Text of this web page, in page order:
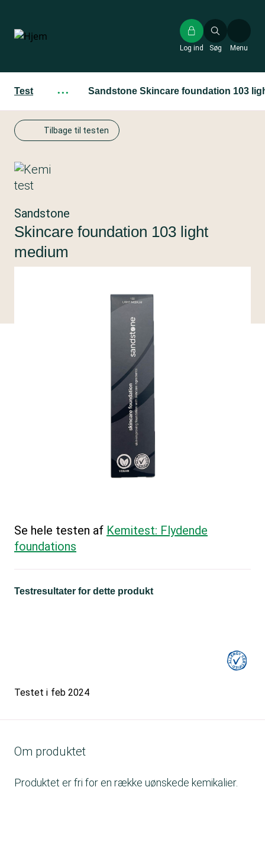
hovedindhold
Søg
Log ind Menu
Test ··· Sandstone Skincare foundation 103
Tilbage til testen
Sandstone
Skincare foundation 103 light
medium
Se hele testen af Kemitest: Flydende
foundations
Testresultater for dette produkt
Testet i feb 2024
Om produktet
Produktet er fri for en række uønskede kemikalier.